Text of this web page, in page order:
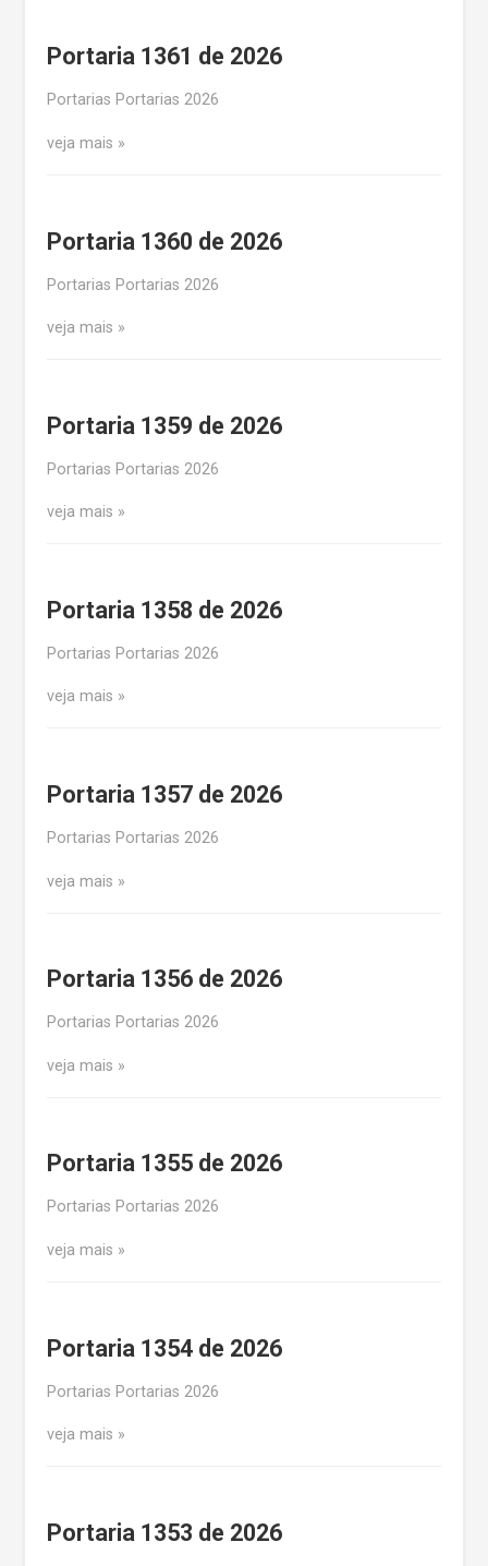
Portaria 1361 de 2026
Portarias Portarias 2026
veja mais
Portaria 1360 de 2026
Portarias Portarias 2026
veja mais
Portaria 1359 de 2026
Portarias Portarias 2026
veja mais
Portaria 1358 de 2026
Portarias Portarias 2026
veja mais
Portaria 1357 de 2026
Portarias Portarias 2026
veja mais
Portaria 1356 de 2026
Portarias Portarias 2026
veja mais
Portaria 1355 de 2026
Portarias Portarias 2026
veja mais
Portaria 1354 de 2026
Portarias Portarias 2026
veja mais
Portaria 1353 de 2026